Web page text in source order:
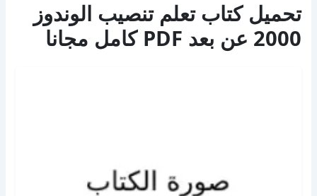
تحميل كتاب تعلم تنصيب الوندوز
2000 عن بعد PDF كامل مجانا